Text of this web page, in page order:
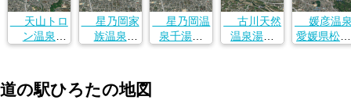
天山トロ
ン温泉
７５０
星乃岡家
族温泉
目３−３
星乃岡温
泉千湯館
古川天然
温泉湯楽
媛彦温
愛媛県松山
道の駅ひろたの地図